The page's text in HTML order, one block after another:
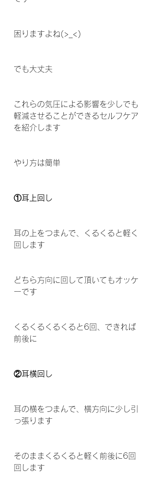
困りますよね(>_<)
でも大丈夫
これらの気圧による影響を少しでも
軽減させることができるセルフケア
を紹介します
やり方は簡単
①耳上回し
耳の上をつまんで、くるくると軽く
回します
どちら方向に回して頂いてもオッケ
ーです
くるくるくるくると6回、できれば
前後に
②耳横回し
耳の横をつまんで、横方向に少し引
っ張ります
そのままくるくると軽く前後に6回
回します